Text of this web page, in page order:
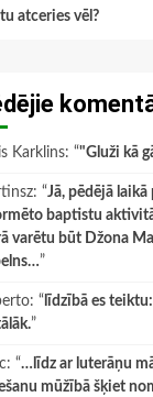
atceries vēl?
Karklins: “"Gluži kā
: “Jā, pēdējā
baptistu
varētu būt Džona
”
: “ līdzībā es
”
: “…līdz ar luterāņu
mūžībā šķiet